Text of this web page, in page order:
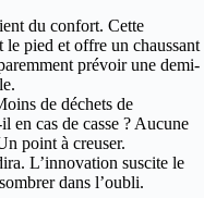
du confort. Cette
le pied et offre un chaussant
prévoir une demi-
de déchets de
en cas de casse ? Aucune
point à creuser.
L’innovation suscite le
dans l’oubli.